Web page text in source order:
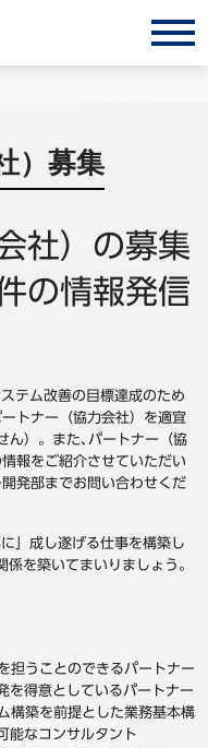
ション
ョン
ト
せ
）募集
社）の募集
の情報発信
テム改善の目標達成のため
トナー（協力会社）を適宜
ん）。また､パートナー（協
報をご紹介させていただい
発部までお問い合わせくだ
」成し遂げる仕事を構築し
を築いてまいりましょう。
担うことのできるパートナー
を得意としているパートナー
構築を前提とした業務基本構
能なコンサルタント